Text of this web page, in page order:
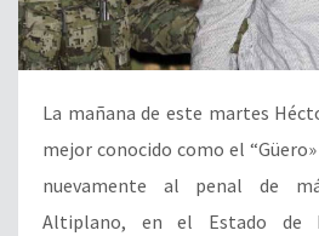
La mañana de este martes
mejor conocido como el
nuevamente al penal de
Altiplano, en el Estado de